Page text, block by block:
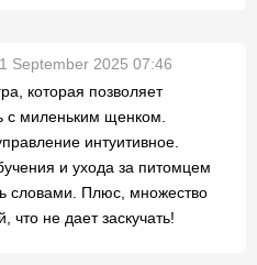
1 September 2025 07:46
которая позволяет
с миленьким щенком.
интуитивное.
и ухода за питомцем
словами. Плюс, множество
что не дает заскучать!